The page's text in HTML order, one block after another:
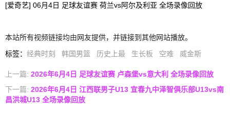
[爱奇艺] 06月4日 足球友谊赛 荷兰vs阿尔及利亚 全场录像回放
本站所有视频链接均由网友提供，并链接到其他网站播放。
标签： 经典时刻 韩国男篮 历史上最 生长板 空难 威金斯
上一篇: 2026年6月4日 足球友谊赛 卢森堡vs意大利 全场录像回放
下一篇: 2026年6月4日 江西联男子U13 宜春九中泽智俱乐部U13vs南
昌洪城U13 全场录像回放